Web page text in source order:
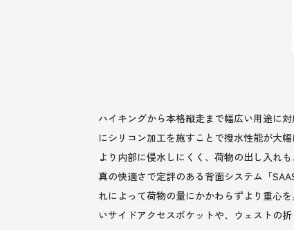
ハイキングから本格縦走まで幅広い用途に
にシリコン加工を施すことで撥水性能が大
より内部に侵水しにくく、荷物の出し入れ
真の快適さで定評のある背面システム「
れによって荷物の量にかかわらずより重心
いサイドアクセスポケットや、ウェストの